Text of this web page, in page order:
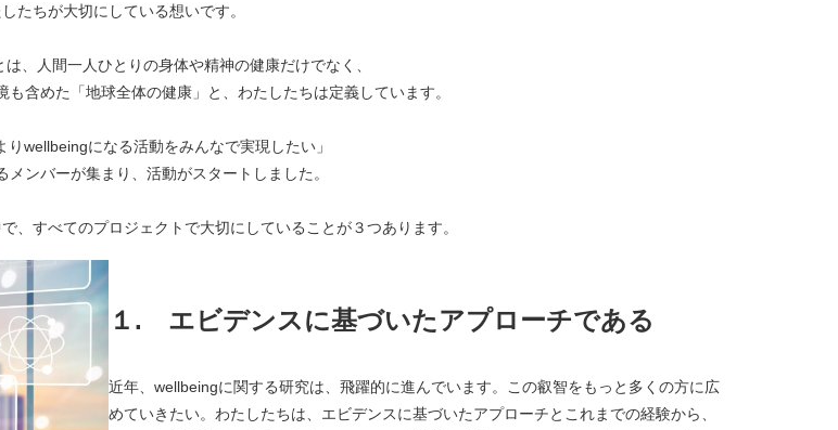
たちが大切にしている想いです。
は、人間一人ひとりの身体や精神の健康だけでなく、
含めた「地球全体の健康」と、わたしたちは定義しています。
りwellbeingになる活動をみんなで実現したい」
メンバーが集まり、活動がスタートしました。
、すべてのプロジェクトで大切にしていることが３つあります。
１. エビデンスに基づいたアプローチである
近年、wellbeingに関する研究は、飛躍的に進んでいます。この叡智をもっと多くの方に広
めていきたい。わたしたちは、エビデンスに基づいたアプローチとこれまでの経験から、